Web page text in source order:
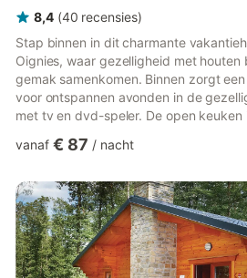
8,4 (40 recensies)
Stap binnen in dit charmante
Oignies, waar gezelligheid met houten
gemak samenkomen. Binnen zorgt
voor ontspannen avonden in de
met tv en dvd-speler. De open keuken
magnetron – voor zelfgekookte
met drie eenpersoonsbedden, en een
infraroodsauna en een babybedje, is
geschikt voor zowel gezin...
vanaf € 87 / nacht